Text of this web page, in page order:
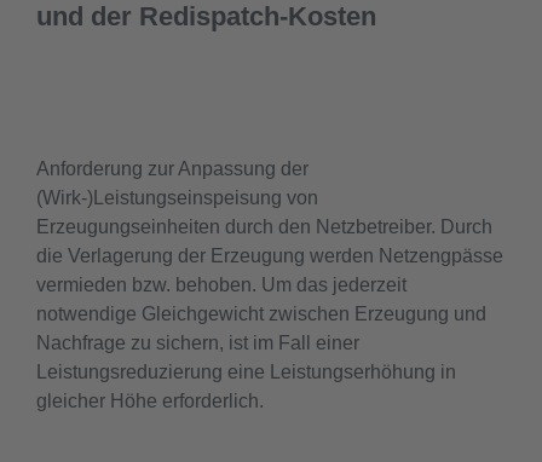
und der Redispatch-Kosten
Anforderung zur Anpassung der
(Wirk-)Leistungseinspeisung von
Erzeugungseinheiten durch den Netzbetreiber. Durch
die Verlagerung der Erzeugung werden Netzengpässe
vermieden bzw. behoben. Um das jederzeit
notwendige Gleichgewicht zwischen Erzeugung und
Nachfrage zu sichern, ist im Fall einer
Leistungsreduzierung eine Leistungserhöhung in
gleicher Höhe erforderlich.